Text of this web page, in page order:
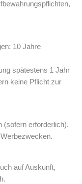
10 Jahre
spätestens 1 Jahr
keine Pflicht zur
(sofern erforderlich).
auf Auskunft,